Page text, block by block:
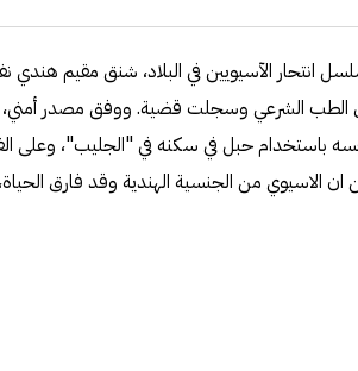
الآسيويين في البلاد، شنق مقيم هندي
الطب الشرعي وسجلت قضية. ووفق مصدر
باستخدام حبل في سكنه في "الجليب"، وعلى
ان الاسيوي من الجنسية الهندية وقد فارق